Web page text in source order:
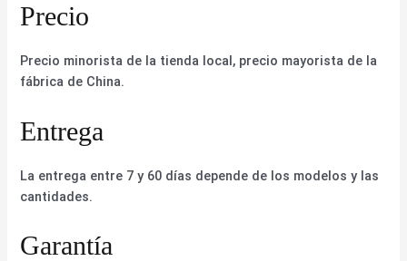
Precio
Precio minorista de la tienda local, precio mayorista de la
fábrica de China.
Entrega
La entrega entre 7 y 60 días depende de los modelos y las
cantidades.
Garantía